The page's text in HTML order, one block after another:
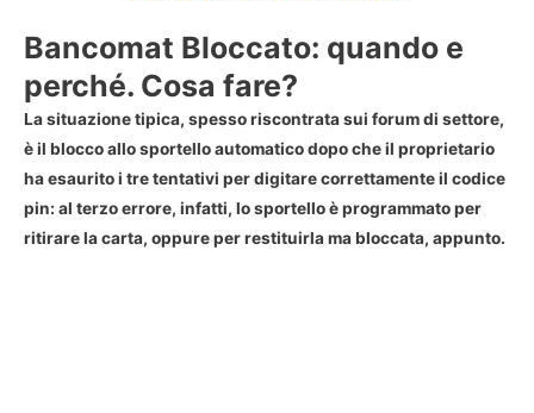
Bancomat Bloccato: quando e
perché. Cosa fare?
La situazione tipica, spesso riscontrata sui forum di settore,
è il blocco allo sportello automatico dopo che il proprietario
ha esaurito i tre tentativi per digitare correttamente il codice
pin: al terzo errore, infatti, lo sportello è programmato per
ritirare la carta, oppure per restituirla ma bloccata, appunto.